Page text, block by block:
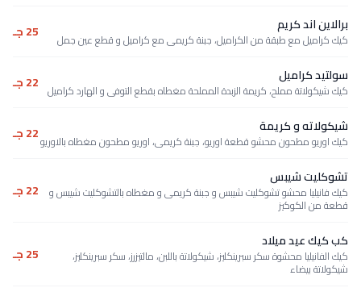
برالاين اند كريم
كيك كراميل مع طبقة من الكراميل، جبنة كريمى مع كراميل و قطع عين جمل 25 جـ
سولتيد كراميل
كيك شيكولاتة مملح، كريمة الزبدة المملحة مغطاه بقطع التوفى و الهارد كراميل 22 جـ
شيكولاته و كريمة
كيك اوريو مطحون محشو قطعة اوريو، جبنة كريمى، اوريو مطحون مغطاه بالاوريو22 جـ
تشوكليت شيبس
كيك فانيليا محشو تشوكليت شيبس و جبنة كريمى و مغطاه بالتشوكليت شيبس و
قطعة من الكوكيز
22 جـ
كب كيك عيد ميلاد
كيك الفانيليا محشوة سكر سبرينكليز، شيكولاتة باللبن، مالتيزرز، سكر سبرينكليز،
شيكولاتة بيضاء
25 جـ